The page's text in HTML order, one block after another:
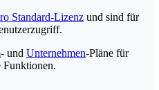
Standard-Lizenz und sind für
- und Unternehmen-Pläne für
Funktionen.